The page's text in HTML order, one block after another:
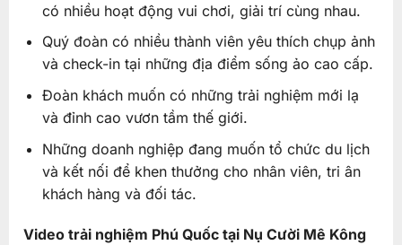
có nhiều hoạt động vui chơi, giải trí cùng nhau.
Quý đoàn có nhiều thành viên yêu thích chụp ảnh
và check-in tại những địa điểm sống ảo cao cấp.
Đoàn khách muốn có những trải nghiệm mới lạ
và đỉnh cao vươn tầm thế giới.
Những doanh nghiệp đang muốn tổ chức du lịch
và kết nối để khen thưởng cho nhân viên, tri ân
khách hàng và đối tác.
Video trải nghiệm Phú Quốc tại Nụ Cười Mê Kông